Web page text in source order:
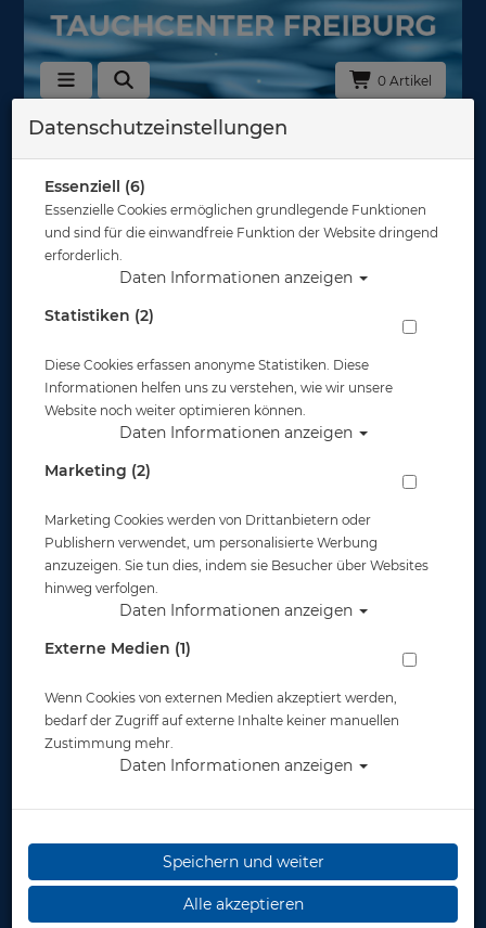
0 Artikel
Zurück
Surface Marker WDS-System
Artikelnr.: sm-SMWDS
Herstellerpreis: 80,00 €
65,00 €*
in 1-3
Datenschutzeinstellungen
Essenziell (6)
Essenzielle Cookies ermöglichen grundlegende Funktionen
und sind für die einwandfreie Funktion der Website dringend
erforderlich.
Daten Informationen anzeigen
Statistiken (2)
Diese Cookies erfassen anonyme Statistiken. Diese
Informationen helfen uns zu verstehen, wie wir unsere
Website noch weiter optimieren können.
Daten Informationen anzeigen
Marketing (2)
Marketing Cookies werden von Drittanbietern oder
Publishern verwendet, um personalisierte Werbung
anzuzeigen. Sie tun dies, indem sie Besucher über Websites
hinweg verfolgen.
Daten Informationen anzeigen
Externe Medien (1)
Wenn Cookies von externen Medien akzeptiert werden,
bedarf der Zugriff auf externe Inhalte keiner manuellen
Zustimmung mehr.
Daten Informationen anzeigen
Speichern und weiter
Alle akzeptieren